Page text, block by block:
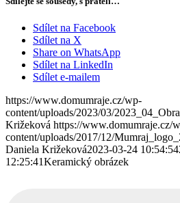
Sdílet na Facebook
Sdílet na X
Share on WhatsApp
Sdílet na LinkedIn
Sdílet e-mailem
https://www.domumraje.cz/wp-
content/uploads/2023/03/
Križeková https://www.domumraje.cz/
content/uploads/2017/12/
Daniela Križeková2023-03-24 10:54:54
12:25:41Keramický obrázek